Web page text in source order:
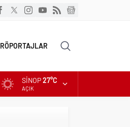
RÖPORTAJLAR
SINOP27°C
AÇIK